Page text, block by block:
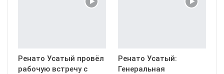
Ренато Усатый провёл
рабочую встречу с
Ренато Усатый:
Генеральная